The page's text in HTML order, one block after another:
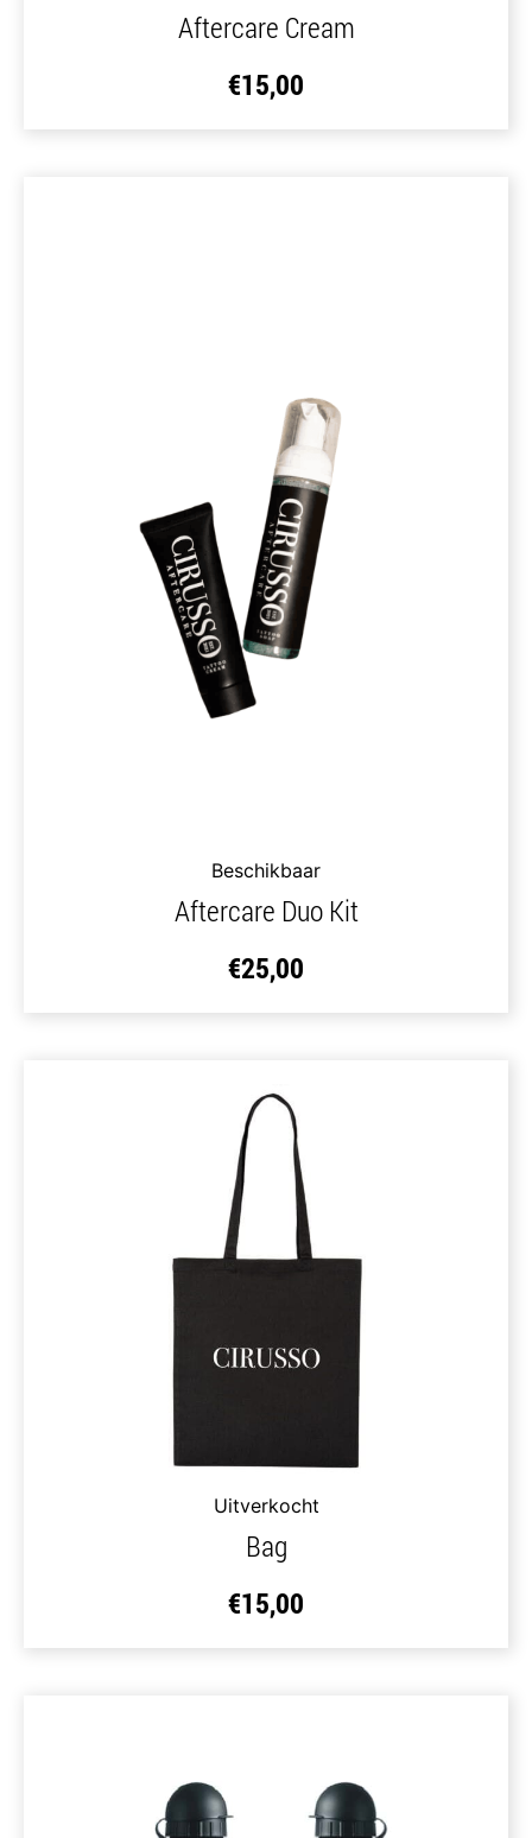
Aftercare Cream
€15,00
Beschikbaar
Aftercare Duo Kit
€25,00
Uitverkocht
Bag
€15,00